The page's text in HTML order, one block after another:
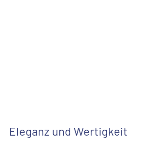
Eleganz und Wertigkeit